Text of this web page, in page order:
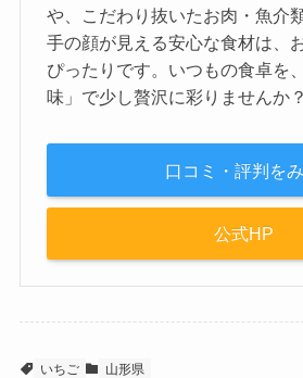
や、こだわり抜いたお肉・魚介
手の顔が見える安心な食材は、
ぴったりです。いつもの食卓を
味」で少し贅沢に彩りませんか？
口コミ・評判を
公式HP
いちご 山形県